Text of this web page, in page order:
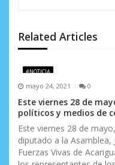
d
e
n
t
r
Related Articles
#NOTICIA
mayo 24, 2021 0
Este viernes 28 de
políticos y medios de
Este viernes 28 de
diputado a la Asamblea,
Fuerzas Vivas de